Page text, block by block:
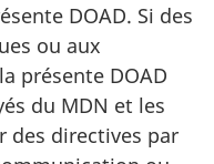
DOAD. Si des
ou aux
présente DOAD
du MDN et les
des directives par